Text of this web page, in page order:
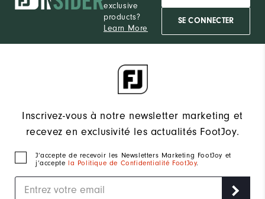
exclusive
products?
Learn More
SE CONNECTER
Inscrivez-vous à notre newsletter marketing et
recevez en exclusivité les actualités FootJoy.
J‘accepte de recevoir les Newsletters Marketing FootJoy et
j’accepte la Politique de Confidentialité FootJoy.